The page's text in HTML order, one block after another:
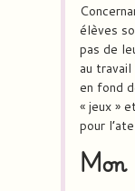
élèves
pas de
au
en fond
« jeux »
pour